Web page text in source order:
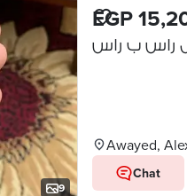
9
EGP
Awayed,
Chat